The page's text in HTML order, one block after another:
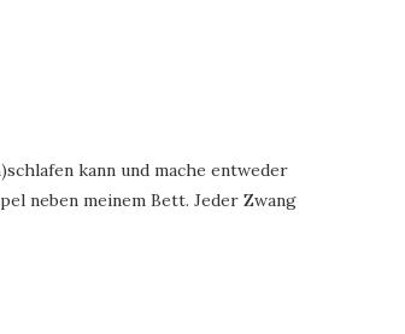
kann und mache entweder
neben meinem Bett. Jeder Zwang